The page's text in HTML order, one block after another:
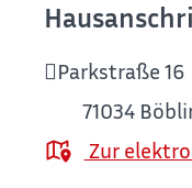
Parkstraße 16
71034
Zur